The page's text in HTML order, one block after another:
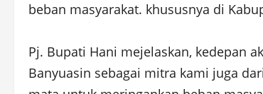
beban masyarakat. khususnya di
Pj. Bupati Hani mejelaskan, kedepan
Banyuasin sebagai mitra kami juga